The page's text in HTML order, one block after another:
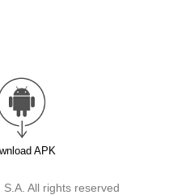
APK
All rights reserved